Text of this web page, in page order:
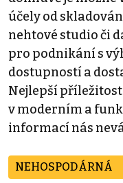
účely od
nehtové studio či
pro podnikání s
dostupností a
Nejlepší
v moderním a
informací nás
NEHOSPODÁRNÁ